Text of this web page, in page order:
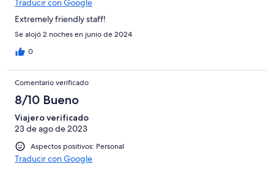
Traducir con Google
Extremely friendly staff!
Se alojó 2 noches en junio de 2024
0
Comentario verificado
8/10 Bueno
Viajero verificado
23 de ago de 2023
Aspectos positivos: Personal
Traducir con Google